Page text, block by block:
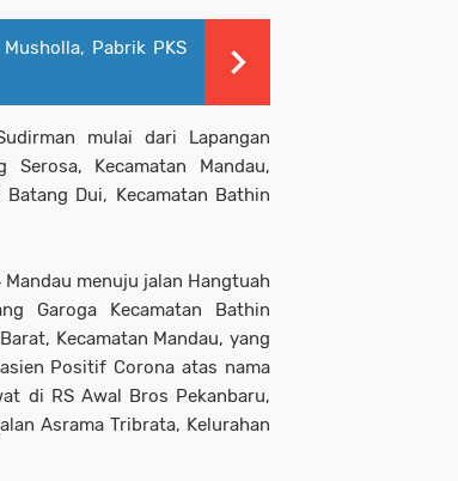
Pabrik PKS
mulai dari Lapangan
Kecamatan Mandau,
Dui, Kecamatan Bathin
menuju jalan Hangtuah
Garoga Kecamatan Bathin
Kecamatan Mandau, yang
Positif Corona atas nama
di RS Awal Bros Pekanbaru,
Asrama Tribrata, Kelurahan